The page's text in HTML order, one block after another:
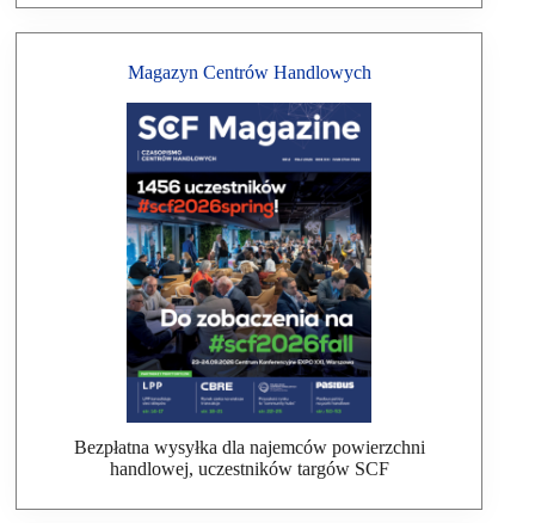
Magazyn Centrów Handlowych
Bezpłatna wysyłka dla najemców powierzchni
handlowej, uczestników targów SCF